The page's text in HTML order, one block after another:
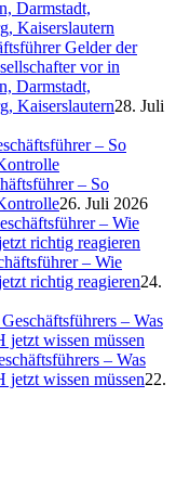
Gelder der
vor in
Darmstadt,
Kaiserslautern28. Juli
– So
26. Juli 2026
– Wie
richtig reagieren24.
– Was
jetzt wissen müssen22.